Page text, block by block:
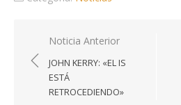
Navegación
de
entradas
Noticia Anterior
JOHN KERRY: «EL IS
ESTÁ
RETROCEDIENDO»